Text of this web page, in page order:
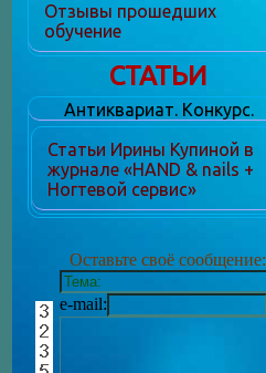
Отзывы прошедших
обучение
СТАТЬИ
Антиквариат. Конкурс.
Статьи Ирины Купиной в
журнале «HAND & nails +
Ногтевой сервис»
Оставьте своё сообщение:
e-mail: